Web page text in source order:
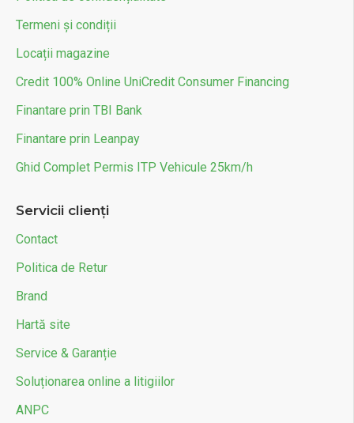
Termeni și condiții
Locații magazine
Credit 100% Online UniCredit Consumer Financing
Finantare prin TBI Bank
Finantare prin Leanpay
Ghid Complet Permis ITP Vehicule 25km/h
Servicii clienți
Contact
Politica de Retur
Brand
Hartă site
Service & Garanție
Soluționarea online a litigiilor
ANPC